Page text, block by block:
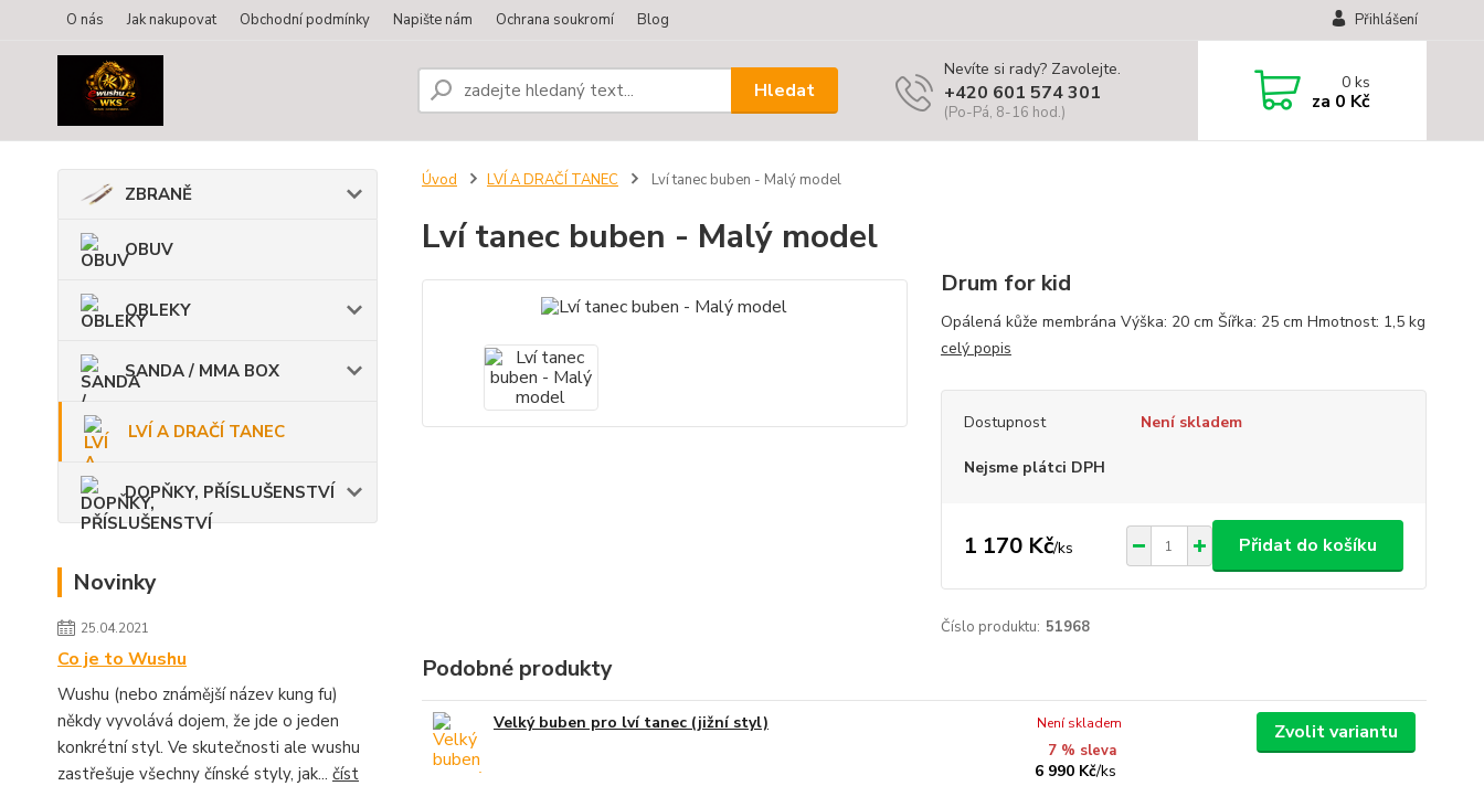
O nás Jak nakupovat Obchodní podmínky Napište nám Ochrana soukromí Blog Přihlášení
Hledat
Nevíte si rady? Zavolejte.
+420 601 574 301
(Po-Pá, 8-16 hod.)
0ks
za 0 Kč
ZBRANĚ
OBUV
OBLEKY
SANDA / MMA BOX
LVÍ A DRAČÍ TANEC
DOPŇKY, PŘÍSLUŠENSTVÍ
Novinky
25.04.2021
Co je to Wushu
Wushu (nebo známější název kung fu)
někdy vyvolává dojem, že jde o jeden
konkrétní styl. Ve skutečnosti ale wushu
zastřešuje všechny čínské styly, jak... číst
Úvod LVÍ A DRAČÍ TANEC Lví tanec buben - Malý model
Lví tanec buben - Malý model
Drum for kid
Opálená kůže membrána Výška: 20 cm Šířka: 25 cm Hmotnost: 1,5 kg
celý popis
Dostupnost Není skladem
Nejsme plátci DPH
1 170 Kč/ks Přidat do košíku
Číslo produktu: 51968
Podobné produkty
Velký buben pro lví tanec (jižní styl)
7 % sleva
6 990 Kč/ks
Není skladem Zvolit variantu